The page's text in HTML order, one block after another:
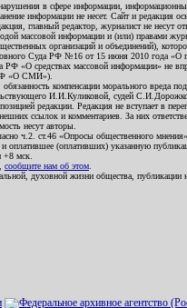
в сфере информации,
информации не несет. Сайт и
главный редактор, журналист не несут
массовой информации и (или) правами
организаций и объединений),
Суда РФ №16 от 15 июня 2010 года «О
«О средствах массовой информации» не
РФ «О СМИ»).
компенсации морального вреда
И.И.Куликовой, судей
редакции. Редакция не вступает в
ссылок и комментариев. За них
несут авторы.
ч.2. ст.46 «Опросы общественного
оплатившее (оплативших) указанную
+8 мск.
сообщите нам об этом
духовной жизни общества,